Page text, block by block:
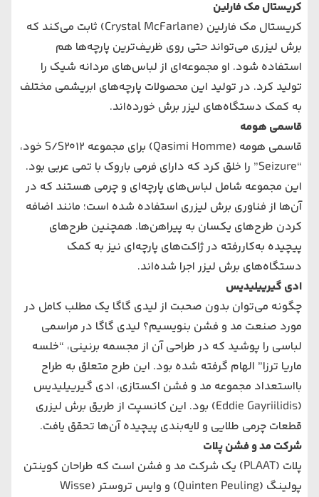
کریستال مک فارلین
کریستال مک فارلین (Crystal McFarlane) ثابت می‌‌‌کند که
برش لیزری می‌‌‌تواند حتی روی ظریف‌ترین پارچه‌ها هم
استفاده شود. او مجموعه‌ای از لباس‌های ‌مردانه شیک را
تولید کرد. در تولید این محصولات پارچه‌های ‌ابریشمی مختلف
به کمک دستگاه‌های ‌لیزر برش خورده‌اند.
قاسمی هومه
قاسمی هومه (Qasimi Homme) برای مجموعه S/S2012 خود،
“Seizure” را خلق کرد که دارای فرمی باروک با تمی عربی بود.
این مجموعه‌ شامل لباس‌های پارچه‌ای و چرمی هستند که در
آن‌ها از فناوری برش لیزری استفاده شده است؛ مانند اضافه
کردن طرح‌های یکسان به پیراهن‌ها. همچنین طرح‌های
‌پیچیده به‌کاررفته در ژاکت‌های ‌پارچه‌ای نیز به کمک
دستگاه‌های ‌برش لیزر اجرا شده‌اند.
ادی گیرییلیدیس
چگونه می‌توان بدون صحبت از لیدی گاگا یک مطلب کامل در
مورد صنعت مد و فشن بنویسیم؟ لیدی گاگا در مراسمی
لباسی را پوشید که در طراحی آن از مجسمه برنینی، “خلسه
ماریا ترزا” الهام گرفته شده بود. این طرح متعلق به طراح
بااستعداد مجموعه مد و فشن اکستازی، ادی گیرییلیدیس
(Eddie Gayriilidis) بود. این کانسپت از طریق برش لیزری
قطعات چرمی طلایی و لایه‌بندی پیچیده آن‌ها تحقق یافت.
شرکت مد و فشن پلات
پلات (PLAAT) یک شرکت مد و فشن است که طراحان کوینتن
پولینگ (Quinten Peuling) و وایس تروستر (Wisse